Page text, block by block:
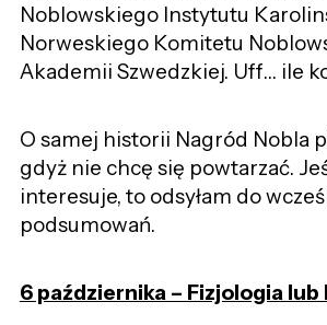
Noblowskiego Instytutu
Norweskiego Komitetu
Akademii Szwedzkiej. Uff… ile
O samej historii Nagród Nobla
gdyż nie chcę się powtarzać.
interesuje, to odsyłam do
podsumowań.
6 października – Fizjologia lub